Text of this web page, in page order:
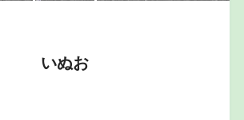
いぬお